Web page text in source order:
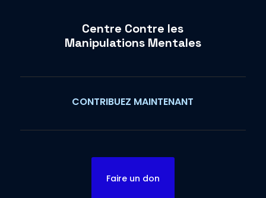
Centre Contre les
Manipulations Mentales
CONTRIBUEZ MAINTENANT
Faire un don